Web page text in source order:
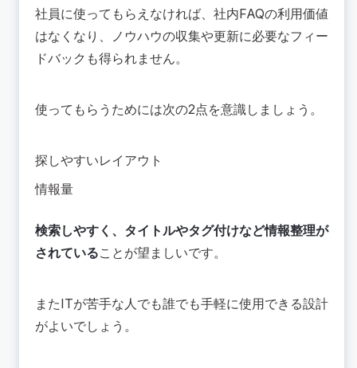
社員に使ってもらえなければ、社内FAQの利用価値
はなくなり、ノウハウの収集や更新に必要なフィー
ドバックも得られません。
使ってもらうためには次の2点を意識しましょう。
探しやすいレイアウト
情報量
検索しやすく、タイトルやタグ付けなど情報整理が
されていることが望ましいです。
またITが苦手な人でも誰でも手軽に使用できる設計
がよいでしょう。